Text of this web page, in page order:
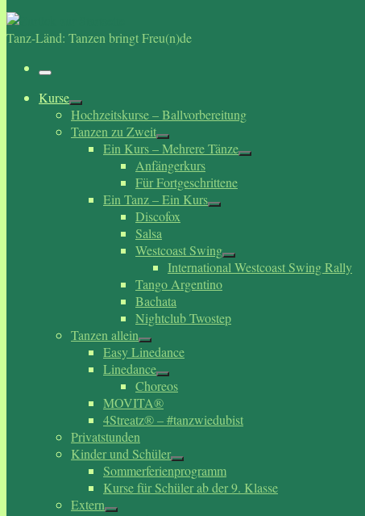
Tanz-Länd: Tanzen bringt Freu(n)de
Menü
Kurse
Hochzeitskurse – Ballvorbereitung
Tanzen zu Zweit
Ein Kurs – Mehrere Tänze
Anfängerkurs
Für Fortgeschrittene
Ein Tanz – Ein Kurs
Discofox
Salsa
Westcoast Swing
International Westcoast Swing Rally
Tango Argentino
Bachata
Nightclub Twostep
Tanzen allein
Easy Linedance
Linedance
Choreos
MOVITA®
4Streatz® – #tanzwiedubist
Privatstunden
Kinder und Schüler
Sommerferienprogramm
Kurse für Schüler ab der 9. Klasse
Extern